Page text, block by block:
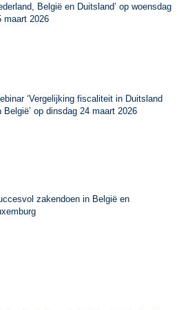
België en Duitsland’ op woensdag
maart 2026
‘Vergelijking fiscaliteit in Duitsland
België’ op dinsdag 24 maart 2026
zakendoen in België en